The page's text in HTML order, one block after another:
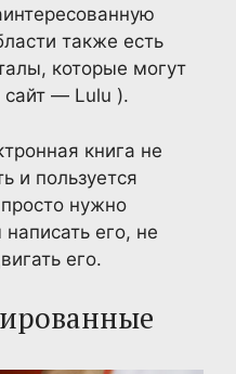
также есть
которые могут
сайт — Lulu ).
книга не
и пользуется
нужно
его, не
его.